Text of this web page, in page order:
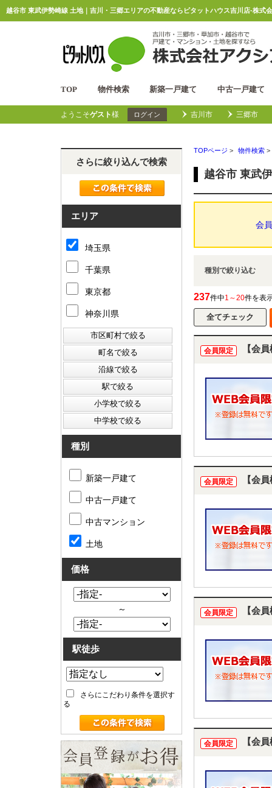
越谷市 東武伊勢崎線 土地｜吉川・三郷エリアの不動産ならピタットハウス吉川店-株式
TOP 物件検索 新築一戸建て 中古一戸建て
ようこそゲスト様 ログイン 吉川市 三郷市
TOPページ > 物件検索 >
越谷市 東武
会
種別で絞り込む
237件中1～20件を表
会員限定 【会
会員限定 【会
会員限定 【会
会員限定 【会
さらに絞り込んで検索
エリア
埼玉県
千葉県
東京都
神奈川県
種別
新築一戸建て
中古一戸建て
中古マンション
土地
価格
～
駅徒歩
さらにこだわり条件を選択す
る